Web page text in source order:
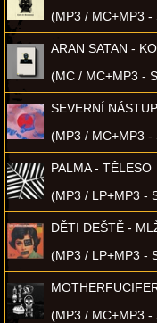
(MP3 / MC+MP3 -
ARAN SATAN -
(MC / MC+MP3 -
SEVERNÍ
(MP3 / MC+MP3 -
PALMA - TĚLESO
(MP3 / LP+MP3 -
DĚTI DEŠTĚ -
(MP3 / LP+MP3 -
(MP3 / MC+MP3 -